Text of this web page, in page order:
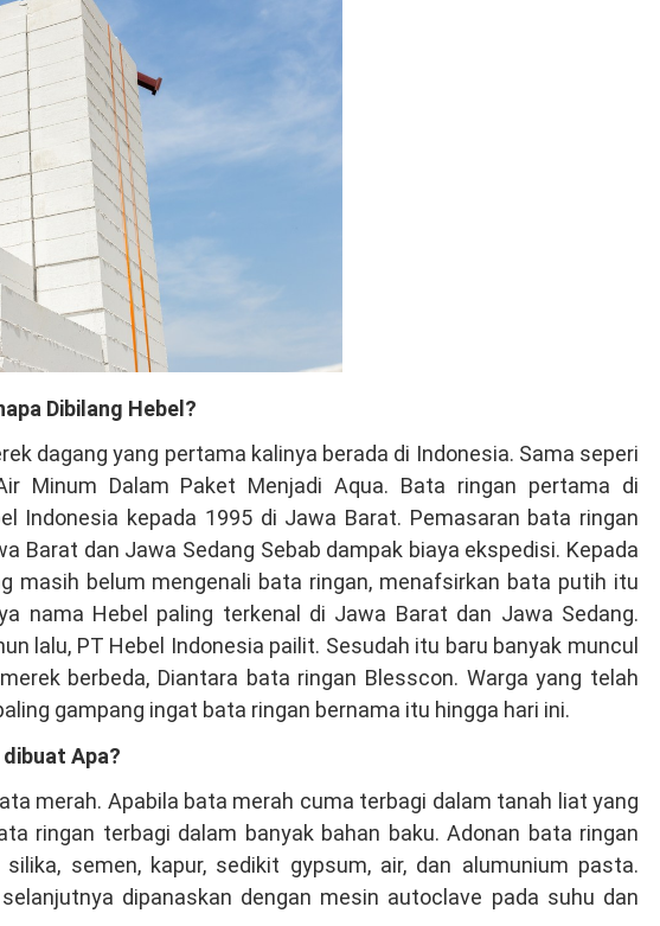
Dibilang Hebel?
dagang yang pertama kalinya berada di Indonesia. Sama seperi
Minum Dalam Paket Menjadi Aqua. Bata ringan pertama di
Indonesia kepada 1995 di Jawa Barat. Pemasaran bata ringan
Barat dan Jawa Sedang Sebab dampak biaya ekspedisi. Kepada
masih belum mengenali bata ringan, menafsirkan bata putih itu
nama Hebel paling terkenal di Jawa Barat dan Jawa Sedang.
lalu, PT Hebel Indonesia pailit. Sesudah itu baru banyak muncul
berbeda, Diantara bata ringan Blesscon. Warga yang telah
gampang ingat bata ringan bernama itu hingga hari ini.
Apa?
merah. Apabila bata merah cuma terbagi dalam tanah liat yang
ringan terbagi dalam banyak bahan baku. Adonan bata ringan
semen, kapur, sedikit gypsum, air, dan alumunium pasta.
dipanaskan dengan mesin autoclave pada suhu dan